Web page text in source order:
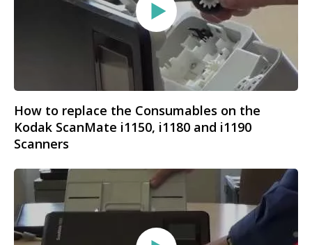
How to replace the Consumables on the
Kodak ScanMate i1150, i1180 and i1190
Scanners